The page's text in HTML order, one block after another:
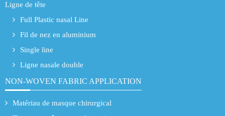
Ligne de tête
Full Plastic nasal Line
Fil de nez en aluminium
Single line
Ligne nasale double
NON-WOVEN FABRIC APPLICATION
Matériau de masque chirurgical